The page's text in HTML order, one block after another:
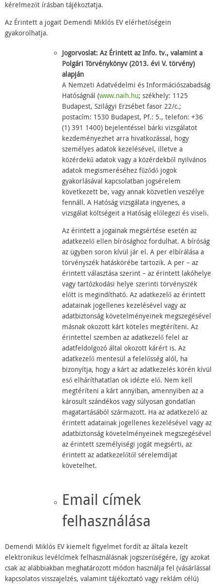
kérelmezőt írásban tájékoztatja.
Az Érintett a jogait Demendi Miklós EV elérhetőségein
gyakorolhatja.
Jogorvoslat: Az Érintett az Info. tv., valamint a
Polgári Törvénykönyv (2013. évi V. törvény)
alapján
A Nemzeti Adatvédelmi és Információszabadság
Hatóságnál (www.naih.hu; székhely: 1125
Budapest, Szilágyi Erzsébet fasor 22/c.;
postacím: 1530 Budapest, Pf.: 5., telefon: +36
(1) 391 1400) bejelentéssel bárki vizsgálatot
kezdeményezhet arra hivatkozással, hogy
személyes adatok kezelésével, illetve a
közérdekű adatok vagy a közérdekből nyilvános
adatok megismeréséhez fűződő jogok
gyakorlásával kapcsolatban jogsérelem
következett be, vagy annak közvetlen veszélye
fennáll. A Hatóság vizsgálata ingyenes, a
vizsgálat költségeit a Hatóság előlegezi és viseli.
Az érintett a jogainak megsértése esetén az
adatkezelő ellen bírósághoz fordulhat. A bíróság
az ügyben soron kívül jár el. A per elbírálása a
törvényszék hatáskörébe tartozik. A per – az
érintett választása szerint – az érintett lakóhelye
vagy tartózkodási helye szerinti törvényszék
előtt is megindítható. Az adatkezelő az érintett
adatainak jogellenes kezelésével vagy az
adatbiztonság követelményeinek megszegésével
másnak okozott kárt köteles megtéríteni. Az
érintettel szemben az adatkezelő felel az
adatfeldolgozó által okozott kárért is. Az
adatkezelő mentesül a felelősség alól, ha
bizonyítja, hogy a kárt az adatkezelés körén kívül
eső elháríthatatlan ok idézte elő. Nem kell
megtéríteni a kárt annyiban, amennyiben az a
károsult szándékos vagy súlyosan gondatlan
magatartásából származott. Ha az adatkezelő az
érintett adatainak jogellenes kezelésével vagy az
adatbiztonság követelményeinek megszegésével
az érintett személyiségi jogát megsérti, az
érintett az adatkezelőtől sérelemdíjat
követelhet.
Email címek
felhasználása
Demendi Miklós EV kiemelt figyelmet fordít az általa kezelt
elektronikus levélcímek felhasználásnak jogszerűségére, így azokat
csak az alábbiakban meghatározott módon használja fel (vásárlással
kapcsolatos visszajelzés, valamint tájékoztató vagy reklám célú)